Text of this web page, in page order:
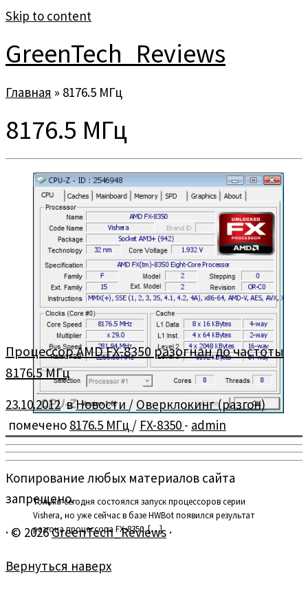
Skip to content
GreenTech_Reviews
Главная » 8176.5 МГц
8176.5 МГц
Только сегодня состоялся запуск процессоров серии
Vishera, но уже сейчас в базе HWBot появился результат
разгона процессора FX-8350. […]
Процессор AMD FX-8350 разогнан до частоты
8176.5 МГц
23.10.2012вНовости / Оверклокинг (разгон)
помечено 8176.5 МГц / FX-8350 - admin
Копирование любых материалов сайта
запрещено.
· © 2026GreenTech_Reviews ·
Вернуться наверх